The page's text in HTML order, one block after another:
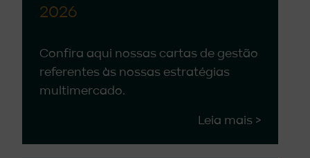
2026
Confira aqui nossas cartas de gestão
referentes às nossas estratégias
multimercado.
Leia mais >